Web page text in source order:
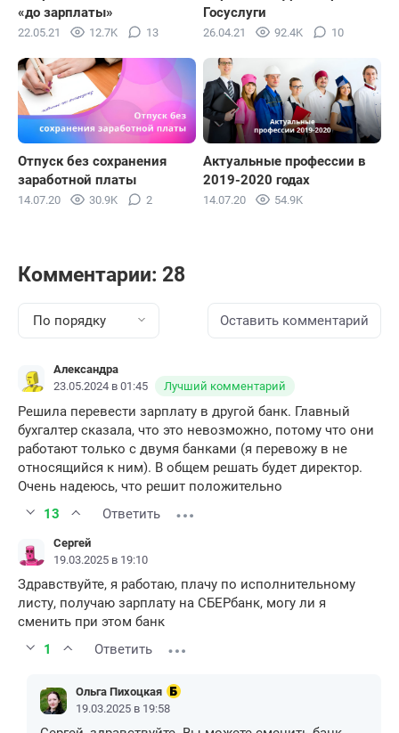
«до зарплаты»
22.05.21 12.7K 13
Госуслуги
26.04.21 92.4K 10
Отпуск без сохранения
заработной платы
14.07.20 30.9K 2
Актуальные профессии в
2019-2020 годах
14.07.20 54.9K
Комментарии: 28
По порядку Оставить комментарий
Александра
23.05.2024 в 01:45
Лучший комментарий
Решила перевести зарплату в другой банк. Главный
бухгалтер сказала, что это невозможно, потому что они
работают только с двумя банками (я перевожу в не
относящийся к ним). В общем решать будет директор.
Очень надеюсь, что решит положительно
13
Ответить
Сергей
19.03.2025 в 19:10
Здравствуйте, я работаю, плачу по исполнительному
листу, получаю зарплату на СБЕРбанк, могу ли я
сменить при этом банк
1
Ответить
Ольга Пихоцкая
19.03.2025 в 19:58